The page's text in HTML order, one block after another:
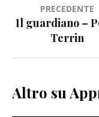
Navigazione
articoli
PRECEDENTE
Il guardiano –
Terrin
Altro su